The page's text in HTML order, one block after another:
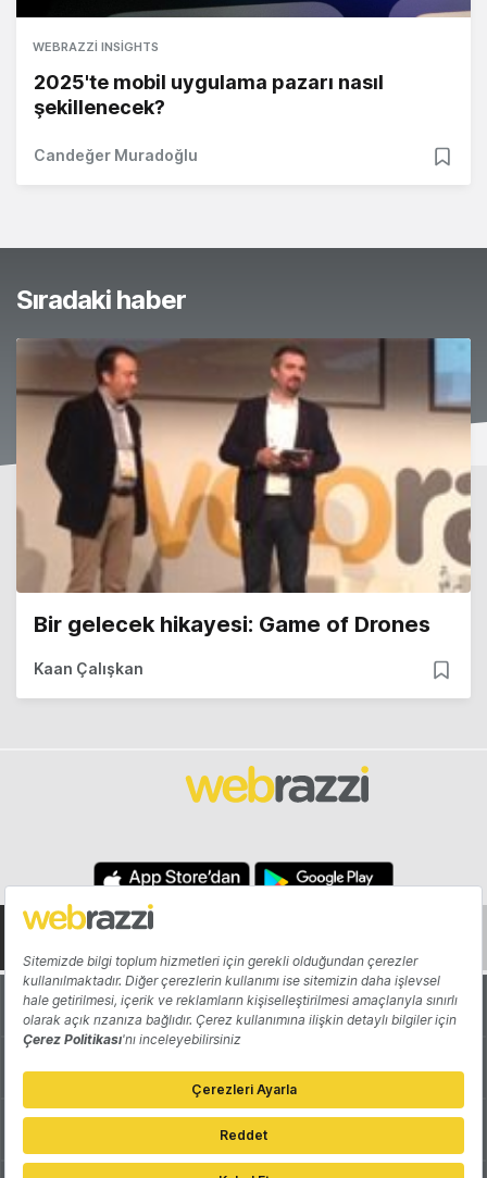
WEBRAZZI INSIGHTS
2025'te mobil uygulama pazarı nasıl
şekillenecek?
Candeğer Muradoğlu
Sıradaki haber
Bir gelecek hikayesi: Game of Drones
Kaan Çalışkan
Hakkında Yazarlar
Katkıda Bulun Reklam